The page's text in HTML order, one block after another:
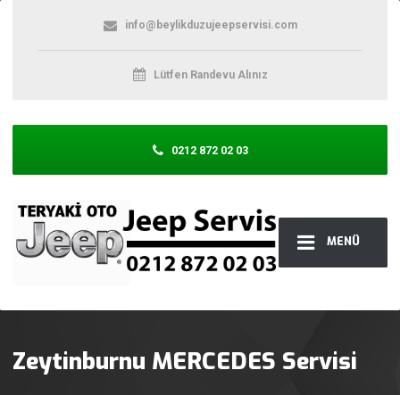
MENÜ
info@beylikduzujeepservisi.com
Lütfen Randevu Alınız
0212 872 02 03
Zeytinburnu MERCEDES Servisi